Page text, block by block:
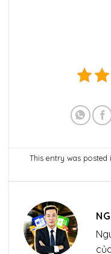
This entry was posted